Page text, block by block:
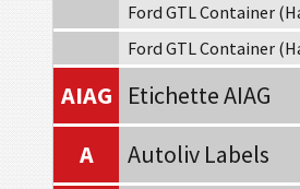
Ford GTL Container
Ford GTL Container
AIAG
Etichette AIAG
A
Autoliv Labels